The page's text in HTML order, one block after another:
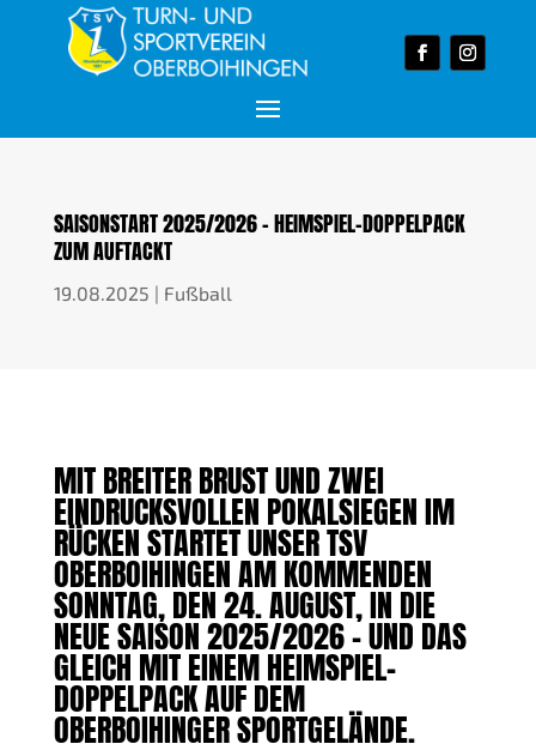
SAISONSTART 2025/2026 – HEIMSPIEL-DOPPELPACK
ZUM AUFTACKT
19.08.2025 | Fußball
MIT BREITER BRUST UND ZWEI
EINDRUCKSVOLLEN POKALSIEGEN IM
RÜCKEN STARTET UNSER TSV
OBERBOIHINGEN AM KOMMENDEN
SONNTAG, DEN 24. AUGUST, IN DIE
NEUE SAISON 2025/2026 – UND DAS
GLEICH MIT EINEM HEIMSPIEL-
DOPPELPACK AUF DEM
OBERBOIHINGER SPORTGELÄNDE.